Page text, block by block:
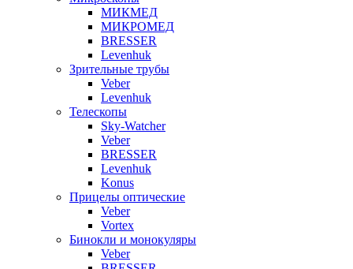
МИКМЕД
МИКРОМЕД
BRESSER
Levenhuk
Зрительные трубы
Veber
Levenhuk
Телескопы
Sky-Watcher
Veber
BRESSER
Levenhuk
Konus
Прицелы оптические
Veber
Vortex
Бинокли и монокуляры
Veber